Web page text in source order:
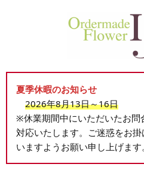
夏季休暇のお知らせ
2026年8月13日～16日
※休業期間中にいただいたお問
対応いたします。ご迷惑をお
いますようお願い申し上げます。